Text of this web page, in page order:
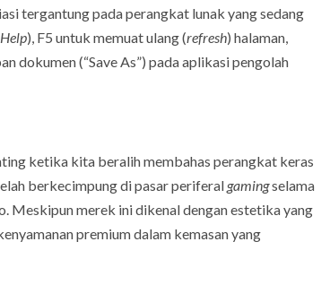
tergantung pada perangkat lunak yang sedang
Help), F5 untuk memuat ulang (refresh) halaman,
dokumen (“Save As”) pada aplikasi pengolah
ketika kita beralih membahas perangkat keras
berkecimpung di pasar periferal gamingselama
Meskipun merek ini dikenal dengan estetika yang
premium dalam kemasan yang